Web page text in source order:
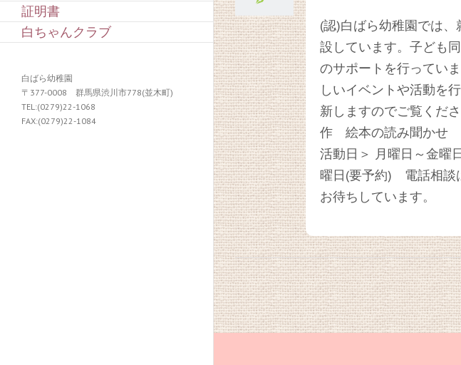
証明書
白ちゃんクラブ
白ばら幼稚園
〒377-0008 群馬県渋川市778(並木町)
TEL:(0279)22-1068
FAX:(0279)22-1084
(認)白ばら幼稚園では
設しています。子ども
のサポートを行ってい
しいイベントや活動を
新しますのでご覧く
作 絵本の読み聞かせ
活動日＞ 月曜日～金曜
曜日(要予約) 電話相談
お待ちしています。